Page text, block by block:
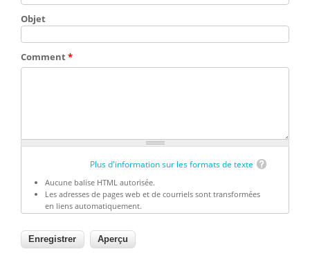
Objet
Comment*
Plus d'information sur les formats de texte
Aucune balise HTML autorisée.
Les adresses de pages web et de courriels sont transformées
en liens automatiquement.